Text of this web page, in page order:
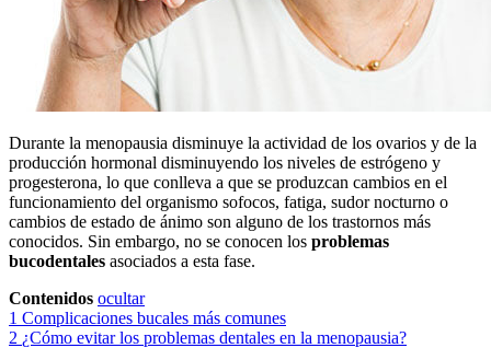
Durante la menopausia disminuye la actividad de los ovarios y de la
producción hormonal disminuyendo los niveles de estrógeno y
progesterona, lo que conlleva a que se produzcan cambios en el
funcionamiento del organismo sofocos, fatiga, sudor nocturno o
cambios de estado de ánimo son alguno de los trastornos más
conocidos. Sin embargo, no se conocen los problemas
bucodentales asociados a esta fase.
Contenidos ocultar
1 Complicaciones bucales más comunes
2 ¿Cómo evitar los problemas dentales en la menopausia?